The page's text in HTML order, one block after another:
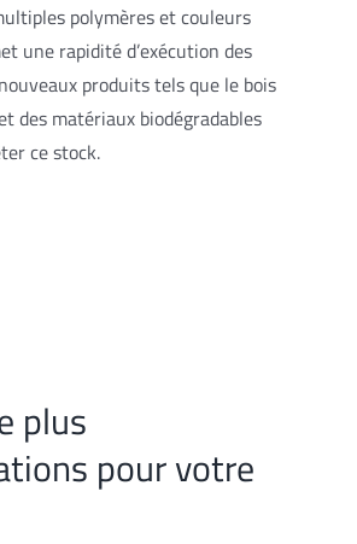
polymères et couleurs
une rapidité d’exécution des
produits tels que le bois
des matériaux biodégradables
ce stock.
plus
pour votre